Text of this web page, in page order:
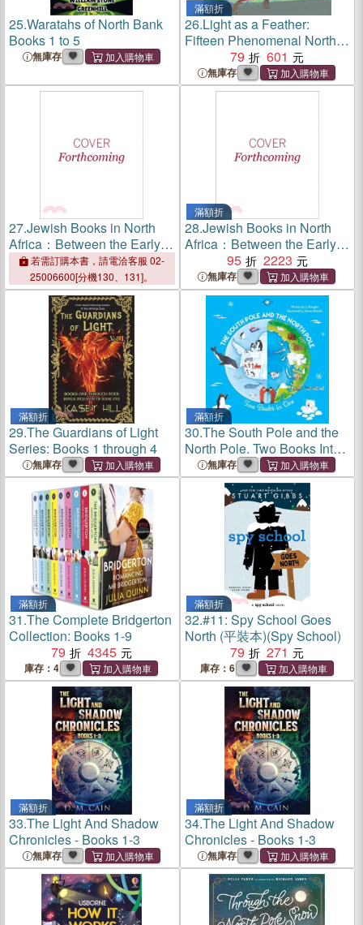
25.Waratahs of North Bank
Books 1 to 5
無庫存
滿額折
26.Light as a Feather:
Fifteen Phenomenal North
American Birds
79 601
無庫存
27.Jewish Books in North
Africa：Between the Early
Modern and Modern Worlds
若需訂購本書，請電洽客服 02-
25006600[分機130、131]。
滿額折
28.Jewish Books in North
Africa：Between the Early
Modern and Modern Worlds
95 2223
無庫存
滿額折
29.The Guardians of Light
Series: Books 1 through 4
無庫存
滿額折
30.The South Pole and the
North Pole. Two Books Into
One無庫存
滿額折
31.The Complete Bridgerton
Collection: Books 1-9
79
4345
庫存：4
滿額折
32.#11: Spy School Goes
North (平裝本)(Spy School)
79
271
庫存：6
滿額折
33.The Light And Shadow
Chronicles - Books 1-3
無庫存
滿額折
34.The Light And Shadow
Chronicles - Books 1-3
無庫存